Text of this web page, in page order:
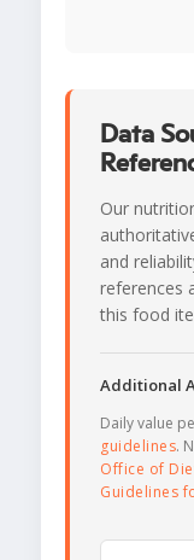
Data
Our
and
references
this food
Additional
Daily value
guidelines.
Office of
Guidelines